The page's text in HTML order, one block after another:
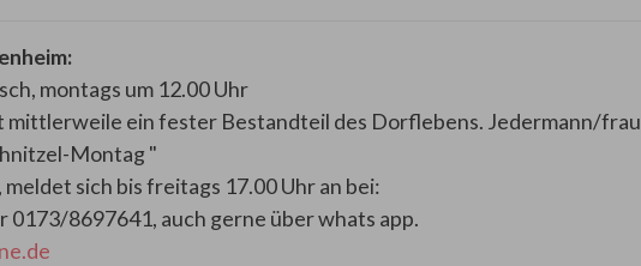
montags um 12.00 Uhr
mittlerweile ein fester Bestandteil des Dorflebens. Jedermann/
Montag "
sich bis freitags 17.00 Uhr an bei:
0173/8697641, auch gerne über whats app.